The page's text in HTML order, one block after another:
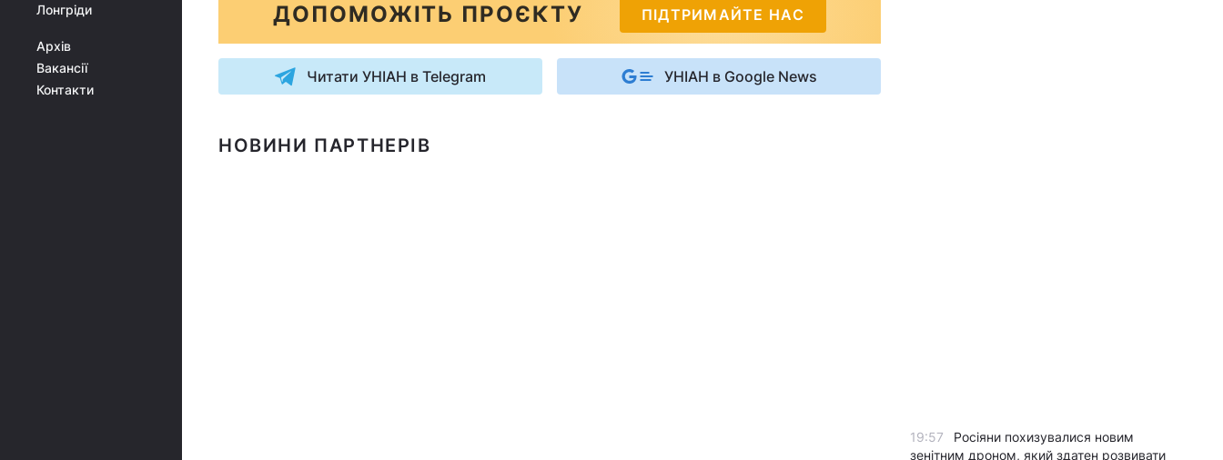
Лонгріди
Архів
Вакансії
Контакти
ДОПОМОЖІТЬ ПРОЄКТУ ПІДТРИМАЙТЕ НАС
Читати УНІАН в Telegram УНІАН в Google News
НОВИНИ ПАРТНЕРІВ
19:57
Росіяни похизувалися новим
зенітним дроном, який здатен розвивати